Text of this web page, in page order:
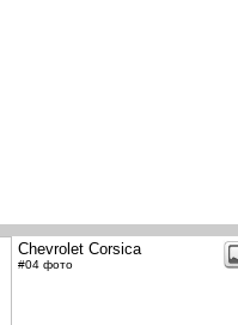
Chevrolet Corsica
#04 фото